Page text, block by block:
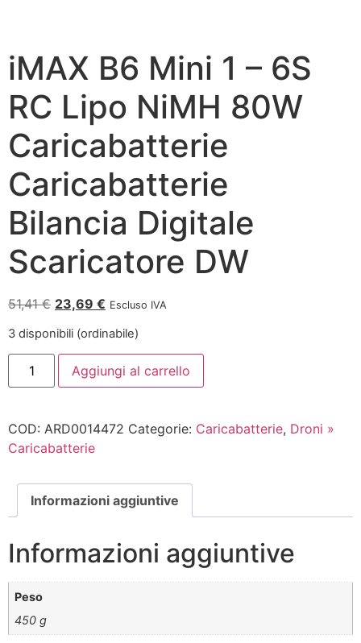
iMAX B6 Mini 1 – 6S
RC Lipo NiMH 80W
Caricabatterie
Caricabatterie
Bilancia Digitale
Scaricatore DW
51,41€ 23,69 € Escluso IVA
3 disponibili (ordinabile)
Aggiungi al carrello
COD: ARD0014472 Categorie: Caricabatterie, Droni »
Caricabatterie
Informazioni aggiuntive
Informazioni aggiuntive
Peso
450 g